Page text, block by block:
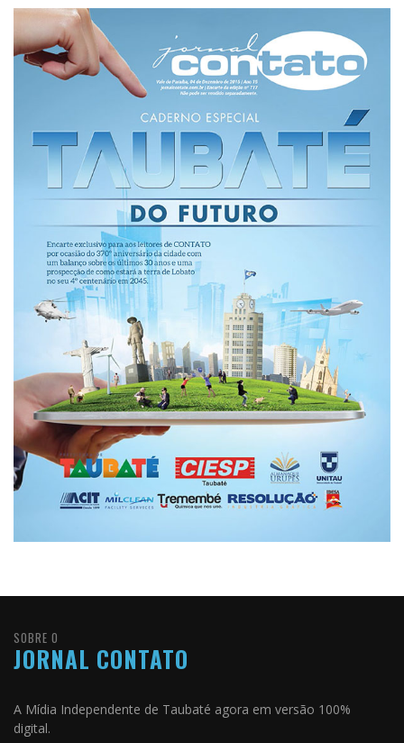
SOBRE O
JORNAL CONTATO
A Mídia Independente de Taubaté agora em versão 100%
digital.